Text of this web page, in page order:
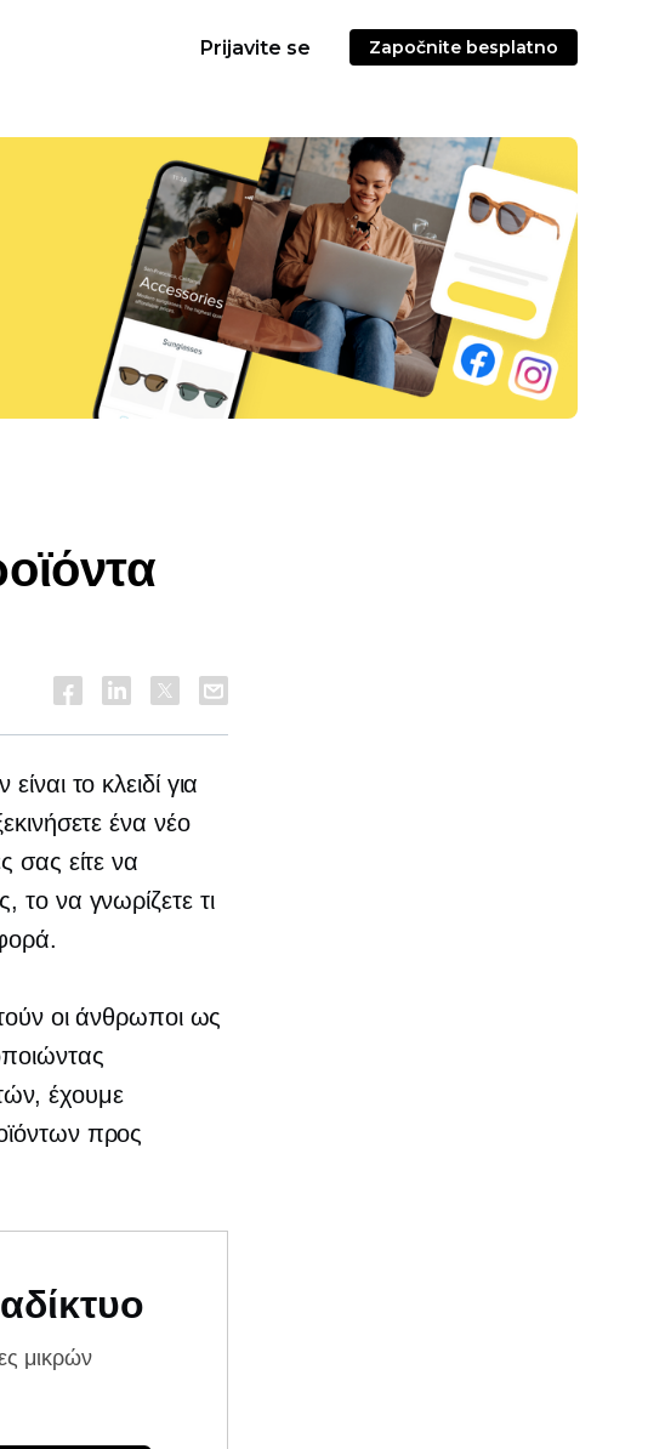
Prijavite se Započnite besplatno
το κλειδί για
ένα νέο
σας είτε να
το να γνωρίζετε τι
οι άνθρωποι ως
έχουμε
προς
μικρών